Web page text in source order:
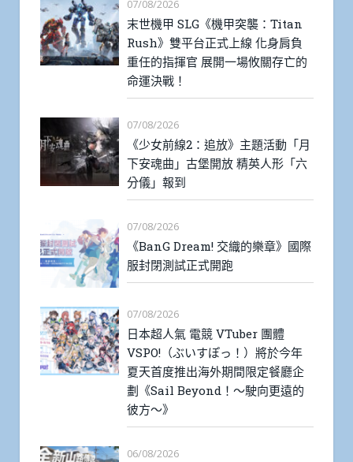
07/08/2026
末世機甲 SLG《機甲突襲：Titan
Rush》雙平台正式上線 化身肩負
重任的指揮官 展開一場攸關存亡的
命運決戰！
07/08/2026
《少女前線2：追放》主題活動「月
下安魂曲」古堡開放 精英人形「六
分儀」報到
07/08/2026
《BanG Dream! 交織的樂章》國際
服封閉測試正式開跑
07/08/2026
日本超人氣 電競 VTuber 團體
VSPO!（ぶいすぽっ！）將於今年
夏天首度推出海外期間限定餐廳企
劃《Sail Beyond！～駛向更遠的
彼方～》
06/08/2026